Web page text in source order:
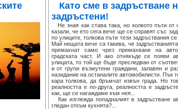
Като сме в задръстване
задръстени!
Не зная как става така, но колкото пъти от
казали, че ето сега вече ще се справят със
по улиците, толкова пъти тези задръствания
Май нещата вече са такива, че
премахнат само чрез премахване на
градската част. И ако отнякъде се появи
улицата, то той ще бъде преследван от
и от групи възмутени граждани, залавян и
назидание на останалите автомобилисти. Пък
кара толкова, да бръмчат извън града. Но
реалността е по-друга, реалността е
как, ще се нагаждаме към нея...
Как изглежда попадналият в задръстване
гледан откъм кухнята?...